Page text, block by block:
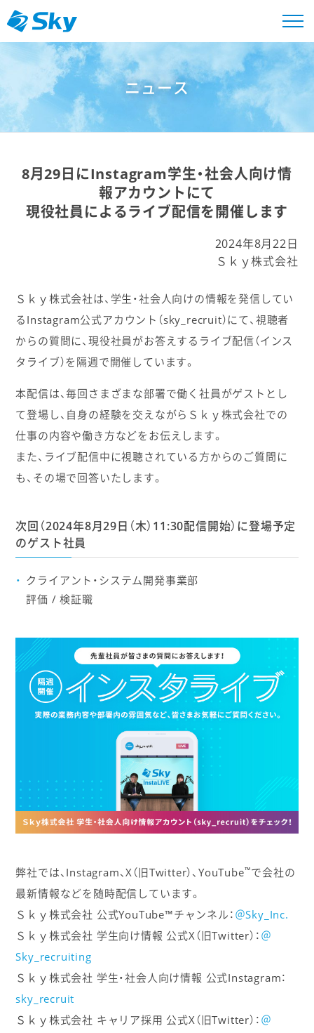
ニュース
8月29日にInstagram学生・社会人向け情
報アカウントにて
現役社員によるライブ配信を開催します
2024年8月22日
Ｓｋｙ株式会社
Ｓｋｙ株式会社は、学生・社会人向けの情報を発信してい
るInstagram公式アカウント（sky_recruit）にて、視聴者
からの質問に、現役社員がお答えするライブ配信（インス
タライブ）を隔週で開催しています。
本配信は、毎回さまざまな部署で働く社員がゲストとし
て登場し、自身の経験を交えながらＳｋｙ株式会社での
仕事の内容や働き方などをお伝えします。
また、ライブ配信中に視聴されている方からのご質問に
も、その場で回答いたします。
次回（2024年8月29日（木）11:30配信開始）に登場予定
のゲスト社員
クライアント・システム開発事業部
評価 / 検証職
弊社では、Instagram、X（旧Twitter）、YouTube™で会社の
最新情報などを随時配信しています。
Ｓｋｙ株式会社 公式YouTube™チャンネル： ＠Sky_Inc.
Ｓｋｙ株式会社 学生向け情報 公式X（旧Twitter）： ＠
Sky_recruiting
Ｓｋｙ株式会社 学生・社会人向け情報 公式Instagram：
sky_recruit
Ｓｋｙ株式会社 キャリア採用 公式X（旧Twitter）： ＠